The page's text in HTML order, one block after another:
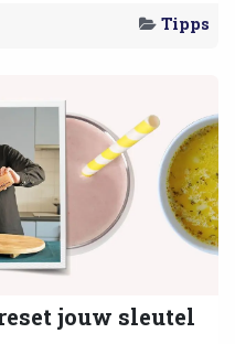
Tipps
jouw sleutel